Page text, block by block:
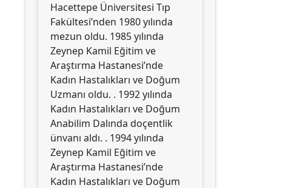
Hacettepe Üniversitesi Tıp
Fakültesi’nden 1980 yılında
mezun oldu. 1985 yılında
Zeynep Kamil Eğitim ve
Araştırma Hastanesi’nde
Kadın Hastalıkları ve Doğum
Uzmanı oldu. . 1992 yılında
Kadın Hastalıkları ve Doğum
Anabilim Dalında doçentlik
ünvanı aldı. . 1994 yılında
Zeynep Kamil Eğitim ve
Araştırma Hastanesi’nde
Kadın Hastalıkları ve Doğum